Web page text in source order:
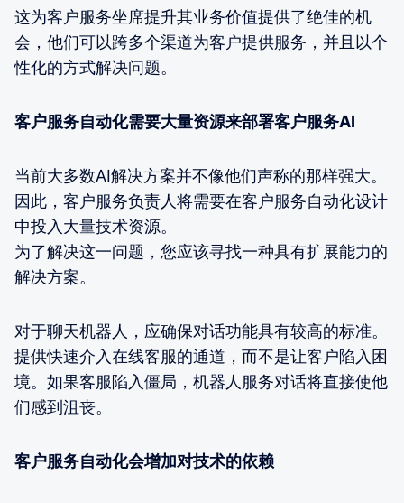
这为客户服务坐席提升其业务价值提供了绝佳的机
会，他们可以跨多个渠道为客户提供服务，并且以个
性化的方式解决问题。
客户服务自动化需要大量资源来部署客户服务AI
当前大多数AI解决方案并不像他们声称的那样强大。
因此，客户服务负责人将需要在客户服务自动化设计
中投入大量技术资源。
为了解决这一问题，您应该寻找一种具有扩展能力的
解决方案。
对于聊天机器人，应确保对话功能具有较高的标准。
提供快速介入在线客服的通道，而不是让客户陷入困
境。如果客服陷入僵局，机器人服务对话将直接使他
们感到沮丧。
客户服务自动化会增加对技术的依赖